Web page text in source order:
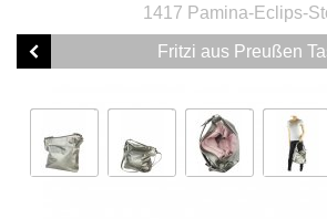
1417 Pamina-Eclips-
Fritzi aus Preußen